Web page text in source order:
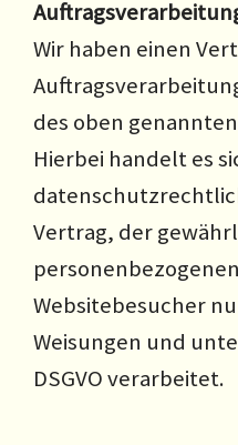
Wir haben einen
des oben
Hierbei handelt es
Vertrag, der
Websitebesucher
Weisungen und
DSGVO verarbeitet.